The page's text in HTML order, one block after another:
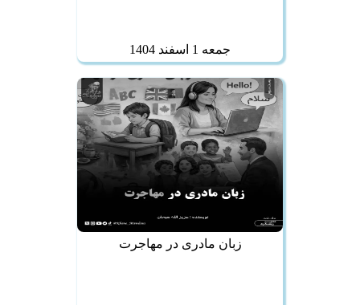
جمعه 1 اسفند 1404
زبان مادری در مهاجرت